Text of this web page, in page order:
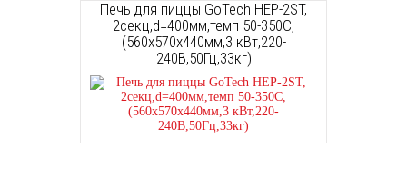
Печь для пиццы GoTech HEP-2ST,
2секц,d=400мм,темп 50-350С,
(560х570х440мм,3 кВт,220-
240В,50Гц,33кг)